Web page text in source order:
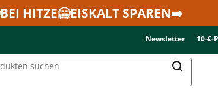
HITZE🥶EISKALT SPAREN➡️
Newsletter 10-€-
suchen